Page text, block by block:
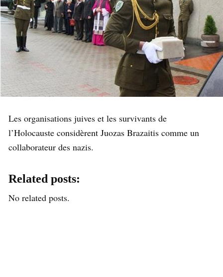
Les organisations juives et les survivants de
l’Holocauste considèrent Juozas Brazaitis comme un
collaborateur des nazis.
Related posts:
No related posts.